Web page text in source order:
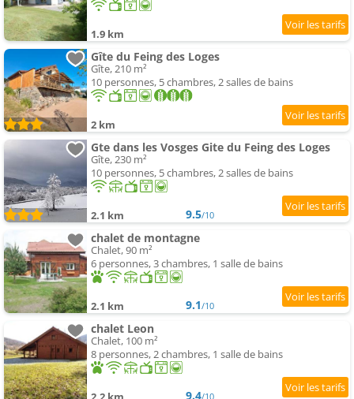
1.9 km
Gîte du Feing des Loges
Gîte, 210 m²
10 personnes, 5 chambres, 2 salles de bains
2 km
Gte dans les Vosges Gite du Feing des Loges
Gîte, 230 m²
10 personnes, 5 chambres, 2 salles de bains
2.1 km 9.5/10
chalet de montagne
Chalet, 90 m²
6 personnes, 3 chambres, 1 salle de bains
2.1 km 9.1/10
chalet Leon
Chalet, 100 m²
8 personnes, 2 chambres, 1 salle de bains
9.4/10